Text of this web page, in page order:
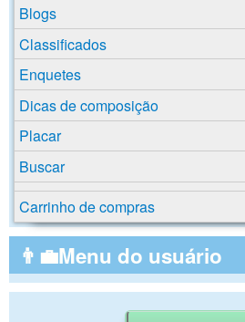
Blogs
Classificados
Enquetes
Dicas de composição
Placar
Buscar
Carrinho de compras
👨‍💼Menu do usuário